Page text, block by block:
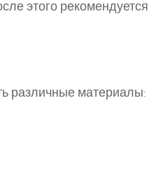
этого
различные материалы: